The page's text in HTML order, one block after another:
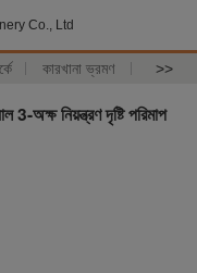
Co., Ltd
কারখানা ভ্রমণ >>
অক্ষ নিয়ন্ত্রণ দৃষ্টি পরিমাপ